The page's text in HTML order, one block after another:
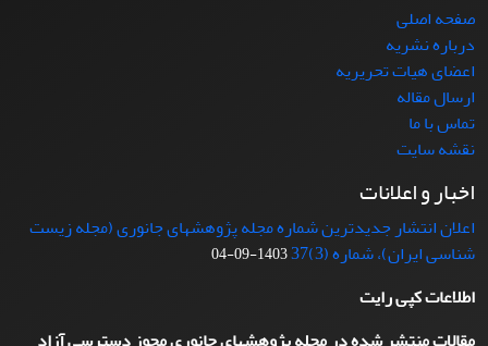
صفحه اصلی
درباره نشریه
اعضای هیات تحریریه
ارسال مقاله
تماس با ما
نقشه سایت
اخبار و اعلانات
اعلان انتشار جدیدترین شماره مجله پژوهشهای جانوری (مجله زیست
شناسی ایران)، شماره (3)37
1403-09-04
اطلاعات کپی رایت